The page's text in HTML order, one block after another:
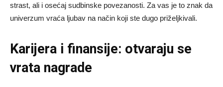
strast, ali i osećaj sudbinske povezanosti. Za vas je to znak da
univerzum vraća ljubav na način koji ste dugo priželjkivali.
Karijera i finansije: otvaraju se
vrata nagrade